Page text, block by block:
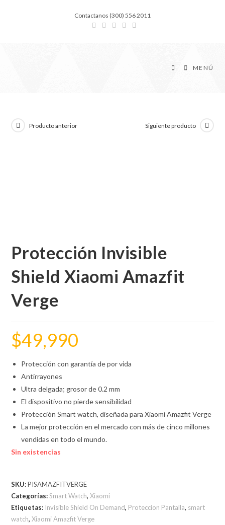
Contactanos (300) 556 2011
MENÚ
Producto anterior Siguiente producto
Protección Invisible
Shield Xiaomi Amazfit
Verge
$49,990
Protección con garantía de por vida
Antirrayones
Ultra delgada; grosor de 0.2 mm
El dispositivo no pierde sensibilidad
Protección Smart watch, diseñada para Xiaomi Amazfit Verge
La mejor protección en el mercado con más de cinco millones
vendidas en todo el mundo.
Sin existencias
SKU:PISAMAZFITVERGE
Categorías:Smart Watch,Xiaomi
Etiquetas: Invisible Shield On Demand, Proteccion Pantalla, smart
watch,Xiaomi Amazfit Verge